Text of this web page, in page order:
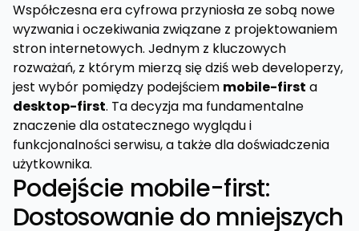
Współczesna era cyfrowa przyniosła ze sobą nowe
wyzwania i oczekiwania związane z projektowaniem
stron internetowych. Jednym z kluczowych
rozważań, z którym mierzą się dziś web developerzy,
jest wybór pomiędzy podejściem mobile-first a
desktop-first. Ta decyzja ma fundamentalne
znaczenie dla ostatecznego wyglądu i
funkcjonalności serwisu, a także dla doświadczenia
użytkownika.
Podejście mobile-first:
Dostosowanie do mniejszych